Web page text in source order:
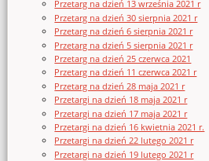
Przetarg na dzień 13 września 2021 r
Przetarg na dzień 30 sierpnia 2021 r
Przetarg na dzień 6 sierpnia 2021 r
Przetarg na dzień 5 sierpnia 2021 r
Przetarg na dzień 25 czerwca 2021
Przetarg na dzień 11 czerwca 2021 r
Przetarg na dzień 28 maja 2021 r
Przetargi na dzień 18 maja 2021 r
Przetargi na dzień 17 maja 2021 r
Przetargi na dzień 16 kwietnia 2021 r.
Przetargi na dzień 22 lutego 2021 r
Przetargi na dzień 19 lutego 2021 r